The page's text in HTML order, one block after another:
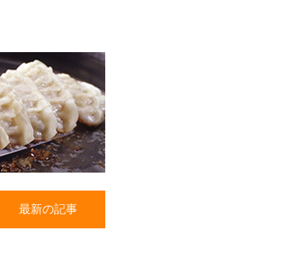
最新の記事